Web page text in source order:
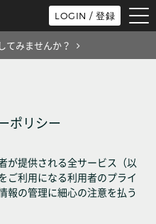
LOGIN / 登録
てみませんか？
ポリシー
が提供される全サービス（以
ご利用になる利用者のプライ
報の管理に細心の注意を払う